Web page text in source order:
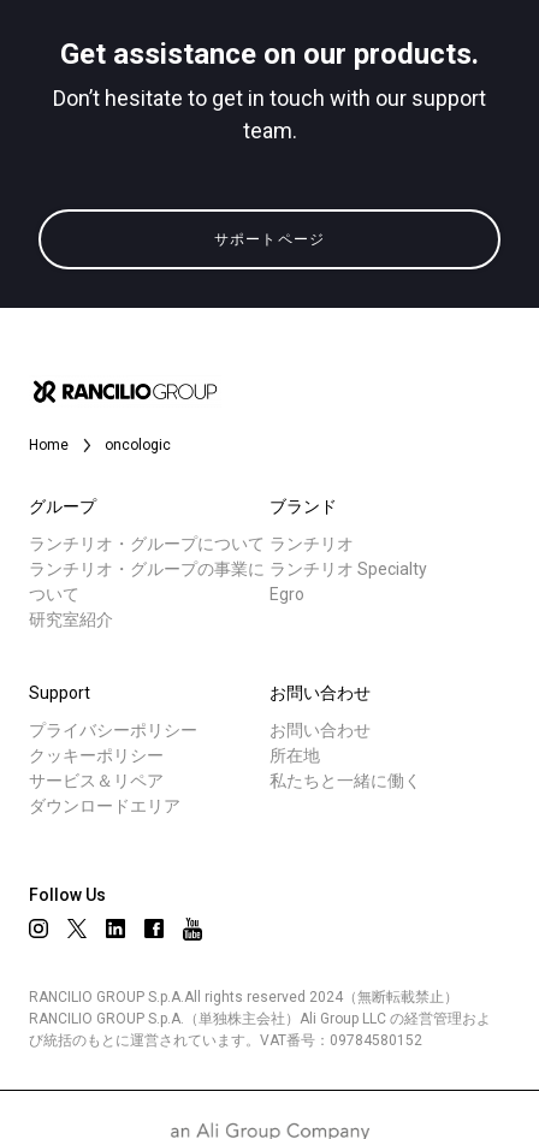
Get assistance on our products.
Don’t hesitate to get in touch with our support
team.
サポートページ
Home oncologic
グループ
ランチリオ・グループについて
ランチリオ・グループの事業に
ついて
研究室紹介
ブランド
ランチリオ
ランチリオ Specialty
Egro
Support
プライバシーポリシー
クッキーポリシー
サービス＆リペア
ダウンロードエリア
お問い合わせ
お問い合わせ
所在地
私たちと一緒に働く
Follow Us
RANCILIO GROUP S.p.A.All rights reserved 2024（無断転載禁止）
RANCILIO GROUP S.p.A.（単独株主会社）Ali Group LLC の経営管理およ
び統括のもとに運営されています。VAT番号：09784580152
プライバシーポリシー